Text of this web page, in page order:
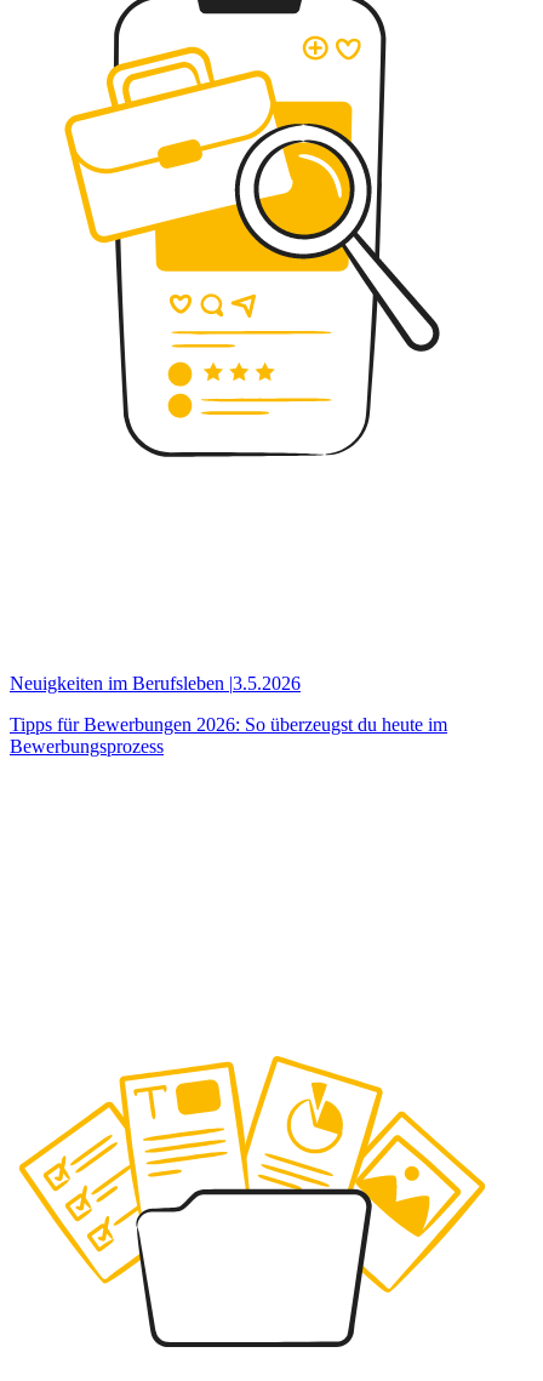
Neuigkeiten im Berufsleben |3.5.2026
Tipps für Bewerbungen 2026: So überzeugst du heute im
Bewerbungsprozess